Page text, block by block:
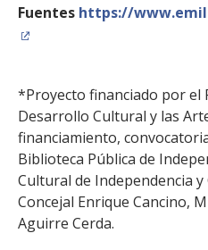
Fuentes https://
*Proyecto financiado por el
Desarrollo Cultural y las
financiamiento,
Biblioteca Pública de
Cultural de Independencia y
Concejal Enrique Cancino,
Aguirre Cerda.